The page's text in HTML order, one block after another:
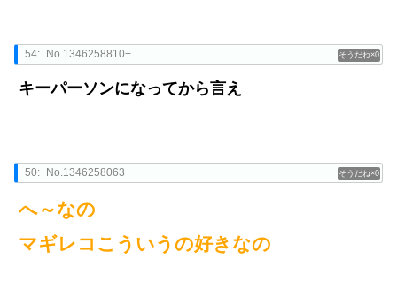
0
54: No.1346258810+
キーパーソンになってから言え
0
50: No.1346258063+
へ～なの
マギレコこういうの好きなの